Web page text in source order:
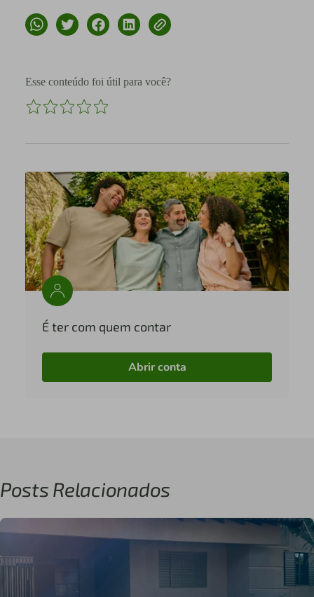
Esse conteúdo foi útil para você?
É ter com quem contar
Abrir conta
Posts Relacionados